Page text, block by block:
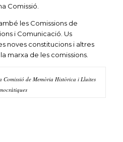
Comissió.
les Comissions de
i Comunicació. Us
noves constitucions i altres
marxa de les comissions.
de Memòria Històrica i Lluites